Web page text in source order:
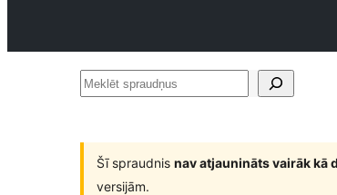
Meklēt
Šī spraudnis nav atjaunināts vairāk kā
versijām.